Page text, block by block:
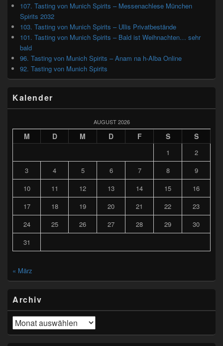
107. Tasting von Munich Spirits – Messenachlese München
Spirits 2032
103. Tasting von Munich Spirits – Ullis Privatbestände
101. Tasting von Munich Spirits – Bald ist Weihnachten… sehr
bald
96. Tasting von Munich Spirits – Anam na h-Alba Online
92. Tasting von Munich Spirits
Kalender
AUGUST 2026
M D M D F S S
1
2
3
4 5 6 7 8
9
10
11 12 13 14 15
16
17
18 19 20 21 22
23
24
25 26 27 28 29
30
31
« März
Archiv
Archiv